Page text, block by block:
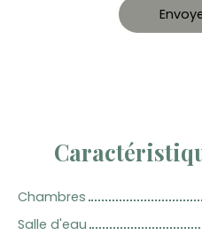
Chambres
Salle d'eau